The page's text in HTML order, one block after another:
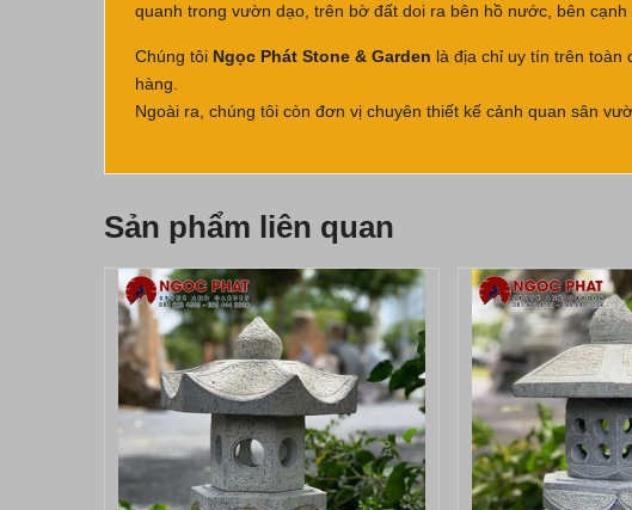
quanh trong vườn dạo, trên bờ đất doi ra bên hồ nước, bên
Chúng tôi Ngọc Phát Stone & Garden là địa chỉ uy tín trên toàn
hàng.
Ngoài ra, chúng tôi còn đơn vị chuyên thiết kế cảnh quan sân
Sản phẩm liên quan